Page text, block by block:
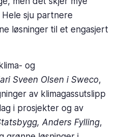
sju partnere
løsninger til et engasjert
og
Sveen Olsen i Sweco,
av klimagassutslipp
i prosjekter og av
Anders Fylling,